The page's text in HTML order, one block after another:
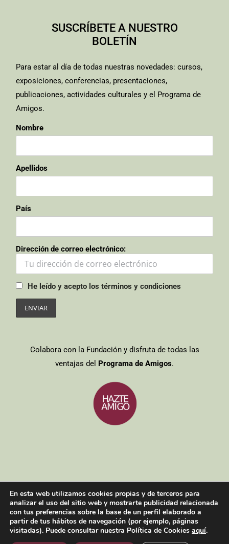
SUSCRÍBETE A NUESTRO
BOLETÍN
Para estar al día de todas nuestras novedades: cursos,
exposiciones, conferencias, presentaciones,
publicaciones, actividades culturales y el Programa de
Amigos.
Nombre
Apellidos
País
Dirección de correo electrónico:
He leído y acepto los términos y condiciones
Colabora con la Fundación y disfruta de todas las
ventajas del Programa de Amigos.
de privacidad
Copyright 2021| Todos los derechos reservados
Facebook
TwitterInstagramYouTube
En esta web utilizamos cookies propias y de terceros para
analizar el uso del sitio web y mostrarte publicidad relacionada
con tus preferencias sobre la base de un perfil elaborado a
partir de tus hábitos de navegación (por ejemplo, páginas
visitadas). Puede consultar nuestra Política de Cookies aquí.